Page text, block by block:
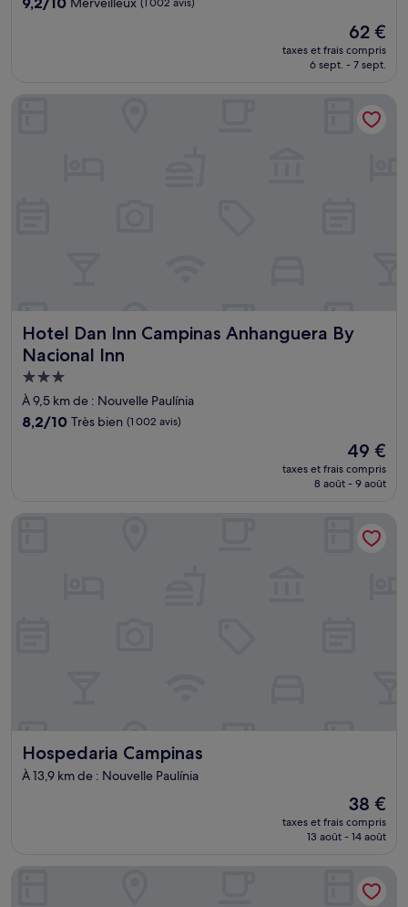
Le
nouveau
prix
62 €
62 €
taxes et frais compris
6 sept. - 7 sept.
Hotel Dan Inn Campinas Anhanguera By
Nacional Inn
Hotel Dan Inn Campinas Anhanguera By Nacional Inn
Hébergement
3.0 étoiles
À 9,5 km de : Nouvelle Paulínia
8.2
8,2/10 Très bien (1 002 avis)
Le
nouveau
prix
de
49 €
49 €
taxes et frais compris
8 août - 9 août
Hotel Dan Inn Campinas Anhanguera By Nacional Inn
Hospedaria Campinas
Hospedaria Campinas
À 13,9 km de : Nouvelle Paulínia
Le
nouveau
prix
38 €
38 €
taxes et frais compris
13 août - 14 août
Rancho da Cachaça Hoteis e Restaurantes